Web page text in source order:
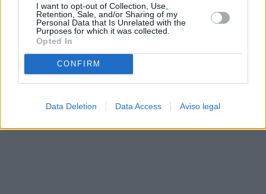
I want to opt-out of Collection, Use,
Retention, Sale, and/or Sharing of my
Personal Data that Is Unrelated with the
Purposes for which it was collected.
Opted In
CONFIRM
Data Deletion Data Access Aviso legal